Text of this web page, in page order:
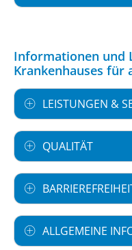
Informationen und
Krankenhauses für
LEISTUNGEN &
QUALITÄT
ALLGEMEINE